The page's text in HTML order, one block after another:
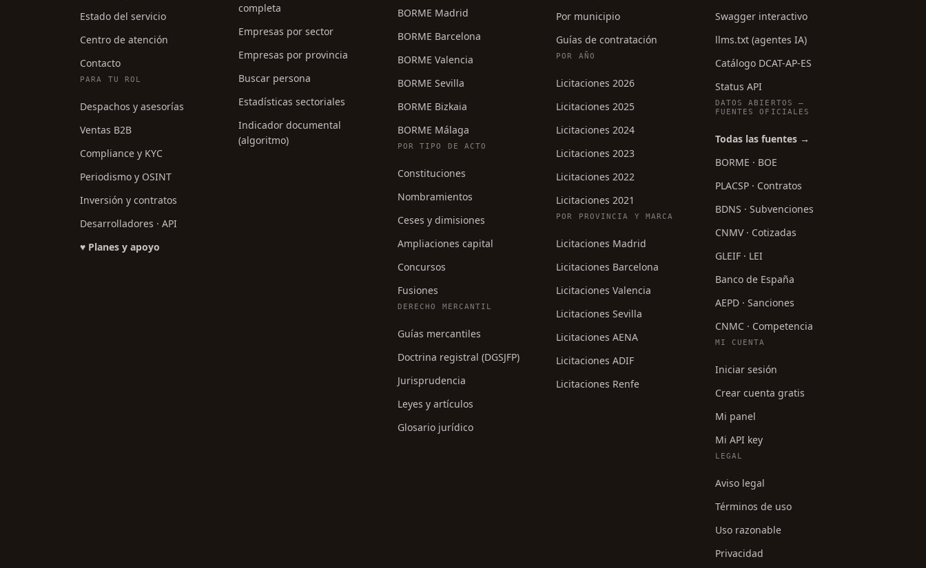
Estado del servicio
Centro de atención
Contacto
PARA TU ROL
Despachos y asesorías
Ventas B2B
Compliance y KYC
Periodismo y OSINT
Inversión y contratos
Desarrolladores · API
♥ Planes y apoyo
completa
Empresas por sector
Empresas por provincia
Buscar persona
Estadísticas sectoriales
Indicador documental
(algoritmo)
BORME Madrid
BORME Barcelona
BORME Valencia
BORME Sevilla
BORME Bizkaia
BORME Málaga
POR TIPO DE ACTO
Constituciones
Nombramientos
Ceses y dimisiones
Ampliaciones capital
Concursos
Fusiones
DERECHO MERCANTIL
Guías mercantiles
Doctrina registral (DGSJFP)
Jurisprudencia
Leyes y artículos
Glosario jurídico
Por municipio
Guías de contratación
POR AÑO
Licitaciones 2026
Licitaciones 2025
Licitaciones 2024
Licitaciones 2023
Licitaciones 2022
Licitaciones 2021
POR PROVINCIA Y MARCA
Licitaciones Madrid
Licitaciones Barcelona
Licitaciones Valencia
Licitaciones Sevilla
Licitaciones AENA
Licitaciones ADIF
Licitaciones Renfe
Swagger interactivo
llms.txt (agentes IA)
Catálogo DCAT-AP-ES
Status API
DATOS ABIERTOS —
FUENTES OFICIALES
Todas las fuentes →
BORME · BOE
PLACSP · Contratos
BDNS · Subvenciones
CNMV · Cotizadas
GLEIF · LEI
Banco de España
AEPD · Sanciones
CNMC · Competencia
MI CUENTA
Iniciar sesión
Crear cuenta gratis
Mi panel
Mi API key
LEGAL
Aviso legal
Términos de uso
Uso razonable
Privacidad